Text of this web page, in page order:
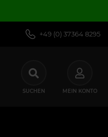
+49 (0) 37364 8295
SUCHEN MEIN KONTO